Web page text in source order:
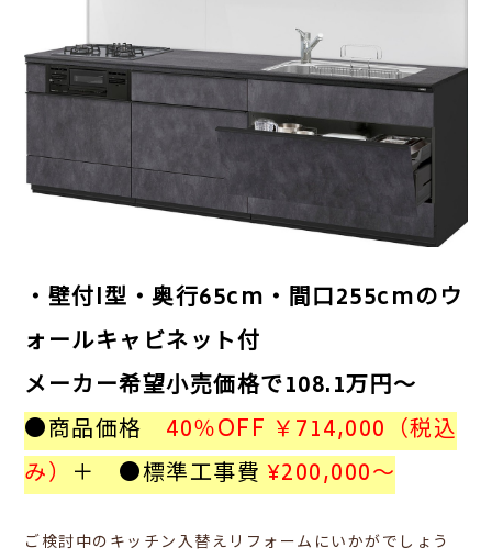
・壁付I型・奥行65cm・間口255cmのウ
ォールキャビネット付
メーカー希望小売価格で108.1万円～
●商品価格 40％OFF ￥714,000（税込
み） ＋ ●標準工事費 ¥200,000～
ご検討中のキッチン入替えリフォームにいかがでしょう